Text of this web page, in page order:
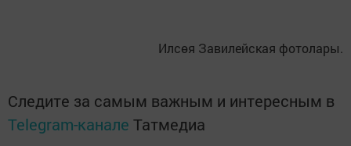
Илсөя Завилейская фотолары.
Следите за самым важным и интересным в
Telegram-канале Татмедиа